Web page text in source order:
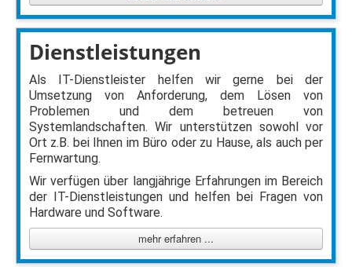
Dienstleistungen
Als IT-Dienstleister helfen wir gerne bei der
Umsetzung von Anforderung, dem Lösen von
Problemen und dem betreuen von
Systemlandschaften. Wir unterstützen sowohl vor
Ort z.B. bei Ihnen im Büro oder zu Hause, als auch per
Fernwartung.
Wir verfügen über langjährige Erfahrungen im Bereich
der IT-Dienstleistungen und helfen bei Fragen von
Hardware und Software.
mehr erfahren ...